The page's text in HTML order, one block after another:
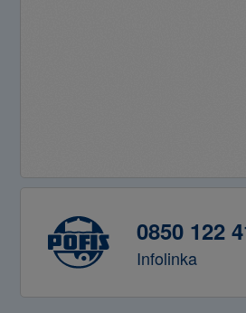
0850 122
Infolinka